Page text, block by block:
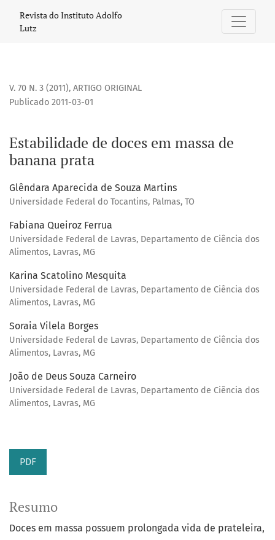
Estabilidade de doces em massa de banana prata
Revista do Instituto Adolfo
Lutz
V. 70 N. 3 (2011), ARTIGO ORIGINAL
Estabilidade de doces em massa de
banana prata
Publicado 2011-03-01
Glêndara Aparecida de Souza Martins
Universidade Federal do Tocantins, Palmas, TO
Fabiana Queiroz Ferrua
Universidade Federal de Lavras, Departamento de Ciência dos
Alimentos, Lavras, MG
Karina Scatolino Mesquita
Universidade Federal de Lavras, Departamento de Ciência dos
Alimentos, Lavras, MG
Soraia Vilela Borges
Universidade Federal de Lavras, Departamento de Ciência dos
Alimentos, Lavras, MG
João de Deus Souza Carneiro
Universidade Federal de Lavras, Departamento de Ciência dos
Alimentos, Lavras, MG
PDF
Resumo
Doces em massa possuem prolongada vida de prateleira,